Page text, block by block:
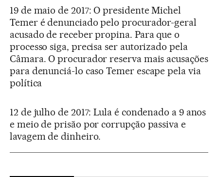
19 de maio de 2017: O presidente Michel
Temer é denunciado pelo procurador-geral
acusado de receber propina. Para que o
processo siga, precisa ser autorizado pela
Câmara. O procurador reserva mais acusações
para denunciá-lo caso Temer escape pela via
política
12 de julho de 2017: Lula é condenado a 9 anos
e meio de prisão por corrupção passiva e
lavagem de dinheiro.